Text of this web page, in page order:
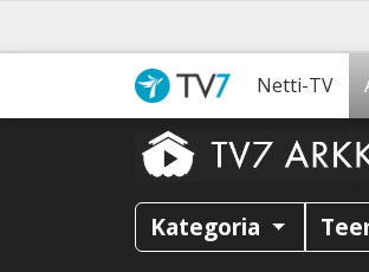
Netti-TV
Kategoria